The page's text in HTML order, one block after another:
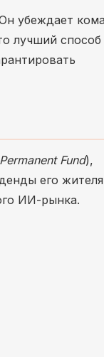
убеждает
лучший способ
Fund),
его
ИИ-рынка.